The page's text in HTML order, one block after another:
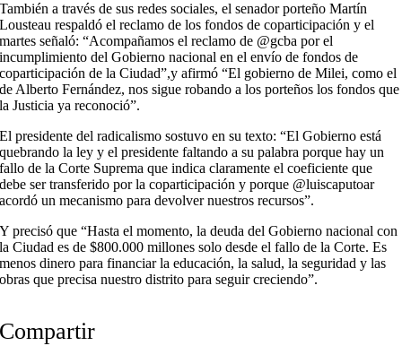
También a través de sus redes sociales, el senador porteño Martín
Lousteau respaldó el reclamo de los fondos de coparticipación y el
martes señaló: “Acompañamos el reclamo de @gcba por el
incumplimiento del Gobierno nacional en el envío de fondos de
coparticipación de la Ciudad”,y afirmó “El gobierno de Milei, como el
de Alberto Fernández, nos sigue robando a los porteños los fondos que
la Justicia ya reconoció”.
El presidente del radicalismo sostuvo en su texto: “El Gobierno está
quebrando la ley y el presidente faltando a su palabra porque hay un
fallo de la Corte Suprema que indica claramente el coeficiente que
debe ser transferido por la coparticipación y porque @luiscaputoar
acordó un mecanismo para devolver nuestros recursos”.
Y precisó que “Hasta el momento, la deuda del Gobierno nacional con
la Ciudad es de $800.000 millones solo desde el fallo de la Corte. Es
menos dinero para financiar la educación, la salud, la seguridad y las
obras que precisa nuestro distrito para seguir creciendo”.
Compartir